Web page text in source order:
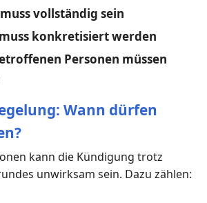
vollständig sein
konkretisiert werden
Personen müssen
Wann dürfen
kann die Kündigung trotz
unwirksam sein. Dazu zählen: